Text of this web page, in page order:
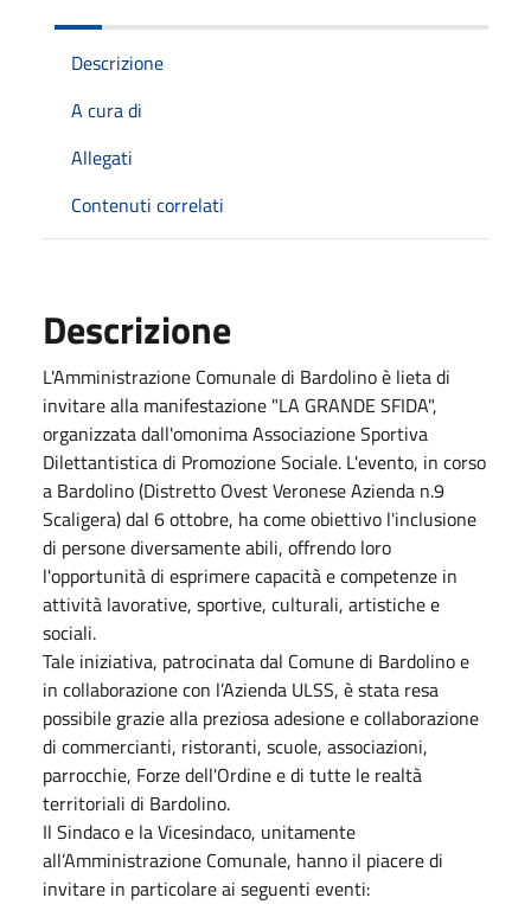
Descrizione
A cura di
Allegati
Contenuti correlati
Descrizione
L'Amministrazione Comunale di Bardolino è lieta di
invitare alla manifestazione "LA GRANDE SFIDA",
organizzata dall'omonima Associazione Sportiva
Dilettantistica di Promozione Sociale. L'evento, in corso
a Bardolino (Distretto Ovest Veronese Azienda n.9
Scaligera) dal 6 ottobre, ha come obiettivo l'inclusione
di persone diversamente abili, offrendo loro
l'opportunità di esprimere capacità e competenze in
attività lavorative, sportive, culturali, artistiche e
sociali.
​Tale iniziativa, patrocinata dal Comune di Bardolino e
in collaborazione con l’Azienda ULSS, è stata resa
possibile grazie alla preziosa adesione e collaborazione
di commercianti, ristoranti, scuole, associazioni,
parrocchie, Forze dell'Ordine e di tutte le realtà
territoriali di Bardolino.
​Il Sindaco e la Vicesindaco, unitamente
all’Amministrazione Comunale, hanno il piacere di
invitare in particolare ai seguenti eventi: